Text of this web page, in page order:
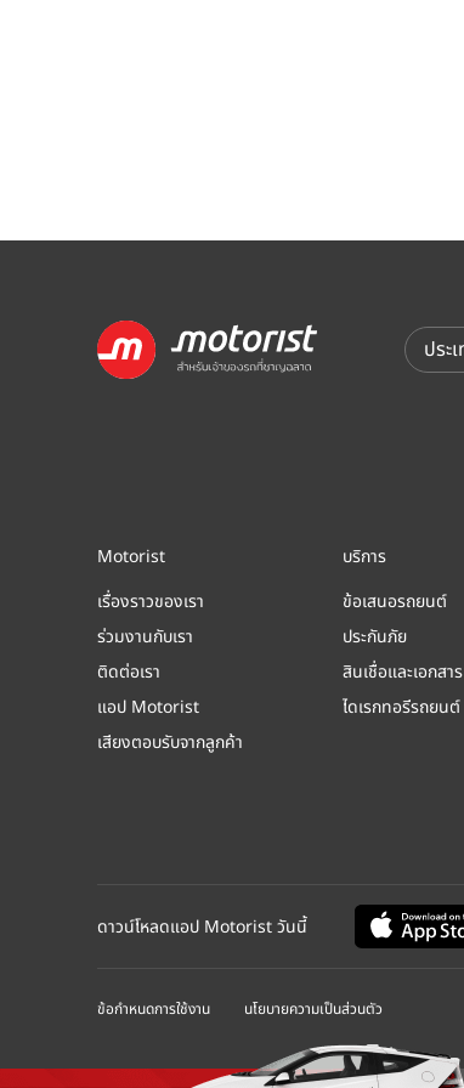
Motorist
เรื่องราวของเรา
ร่วมงานกับเรา
ติดต่อเรา
แอป Motorist
เสียงตอบรับจากลูกค้า
บริการ
ข้อเสนอรถยนต์
ประกันภัย
สินเชื่อและเอกสาร
ไดเรกทอรีรถยนต์
ดาวน์โหลดแอป Motorist วันนี้
ข้อกำหนดการใช้งาน นโยบายความเป็นส่วนตัว